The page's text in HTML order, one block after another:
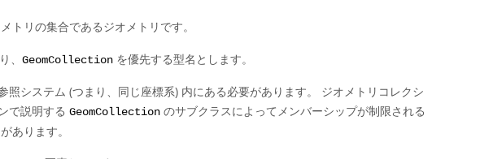
トリの集合であるジオメトリです。
、 GeomCollection を優先する型名とします。
システム (つまり、同じ座標系) 内にある必要があります。 ジオメトリコレクシ
で説明する GeomCollection のサブクラスによってメンバーシップが制限される
あります。